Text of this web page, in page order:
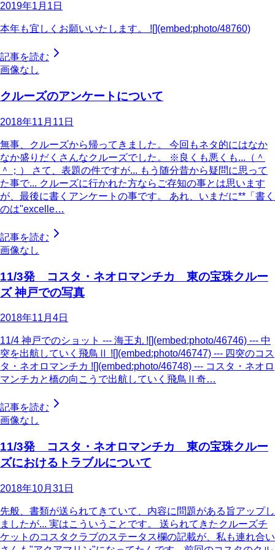
2019年1月1日
本年も宜しくお願いいたします。 ![](embed:photo/48760)
記事を読む
画像なし
クルーズのアンケートについて
2018年11月11日
無事、クルーズから帰ってきました。 今回もネタ的にはなか
なか盛りだくさんなクルーズでした。 ※良くも悪くも...（＾
＾；） さて、表題の件ですが... もう随分昔から疑問に思って
た事で... クルーズに行かれた方ならご存知の事とは思います
が、最後に書くアンケートの事です。 あれ、いまだに**「書く
のは"excelle…
記事を読む
画像なし
11/3発 コスタ・ネオロマンチカ 東の宝珠クルー
ズ 神戸での写真
2018年11月4日
11/4 神戸でのショット --- 海王丸 ![](embed:photo/46746) --- 中
突を出航していく飛鳥Ⅱ ![](embed:photo/46747) --- 四突のコス
タ・ネオロマンチカ ![](embed:photo/46748) --- コスタ・ネオロ
マンチカと橋の向こうで出航していく飛鳥Ⅱ奇…
記事を読む
画像なし
11/3発 コスタ・ネオロマンチカ 東の宝珠クルー
ズにおけるトラブルについて
2018年10月31日
先般、書類が送られてきていて、内容に問題がある旨アップし
ましたが... 実はこういうことです。 送られてきたクルーズチ
ケットのコスタクラブのステータス欄の記載が、私も連れ合い